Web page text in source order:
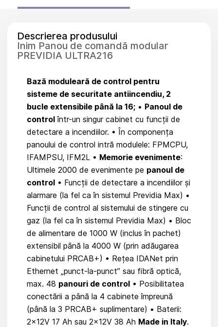
Descrierea produsului
Inim Panou de comandă modular
PREVIDIA ULTRA216
Bază moduleară de control pentru
sisteme de securitate antiincendiu, 2
bucle extensibile până la 16; • Panoul de
control într-un singur cabinet cu funcții de
detectare a incendiilor. • În componența
panoului de control intră modulele: FPMCPU,
IFAMPSU, IFM2L • Memorie evenimente:
Ultimele 2000 de evenimente pe panoul de
control • Funcții de detectare a incendiilor și
alarmare (la fel ca în sistemul Previdia Max) •
Funcții de control al sistemului de stingere cu
gaz (la fel ca în sistemul Previdia Max) • Bloc
de alimentare de 1000 W (inclus în pachet)
extensibil până la 4000 W (prin adăugarea
cabinetului PRCAB+) • Rețea IDANet prin
Ethernet „punct-la-punct” sau fibră optică,
max. 48 panouri de control • Posibilitatea
conectării a până la 4 cabinete împreună
(până la 3 PRCAB+ suplimentare) • Baterii:
2x12V 17 Ah sau 2x12V 38 Ah Made in Italy.